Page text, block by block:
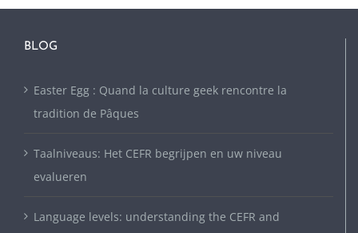
BLOG
Easter Egg : Quand la culture geek rencontre la
tradition de Pâques
Taalniveaus: Het CEFR begrijpen en uw niveau
evalueren
Language levels: understanding the CEFR and